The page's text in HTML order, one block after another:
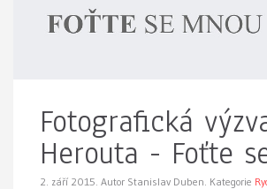
Fotografická
Herouta - Foťte
2. září 2015. Autor Stanislav Duben. Kategorie